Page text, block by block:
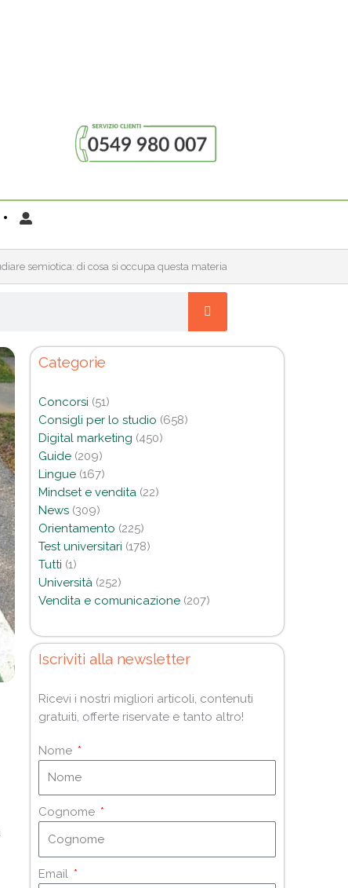
semiotica: di cosa si occupa questa materia
Categorie
Concorsi (51)
Consigli per lo studio (658)
Digital marketing (450)
Guide(209)
Lingue(167)
Mindset e vendita(22)
News(309)
Orientamento (225)
Test universitari (178)
Tutti (1)
Università(252)
Vendita e comunicazione(207)
Iscriviti alla newsletter
Ricevi i nostri migliori articoli, contenuti
gratuiti, offerte riservate e tanto altro!
Nome
Cognome
Email